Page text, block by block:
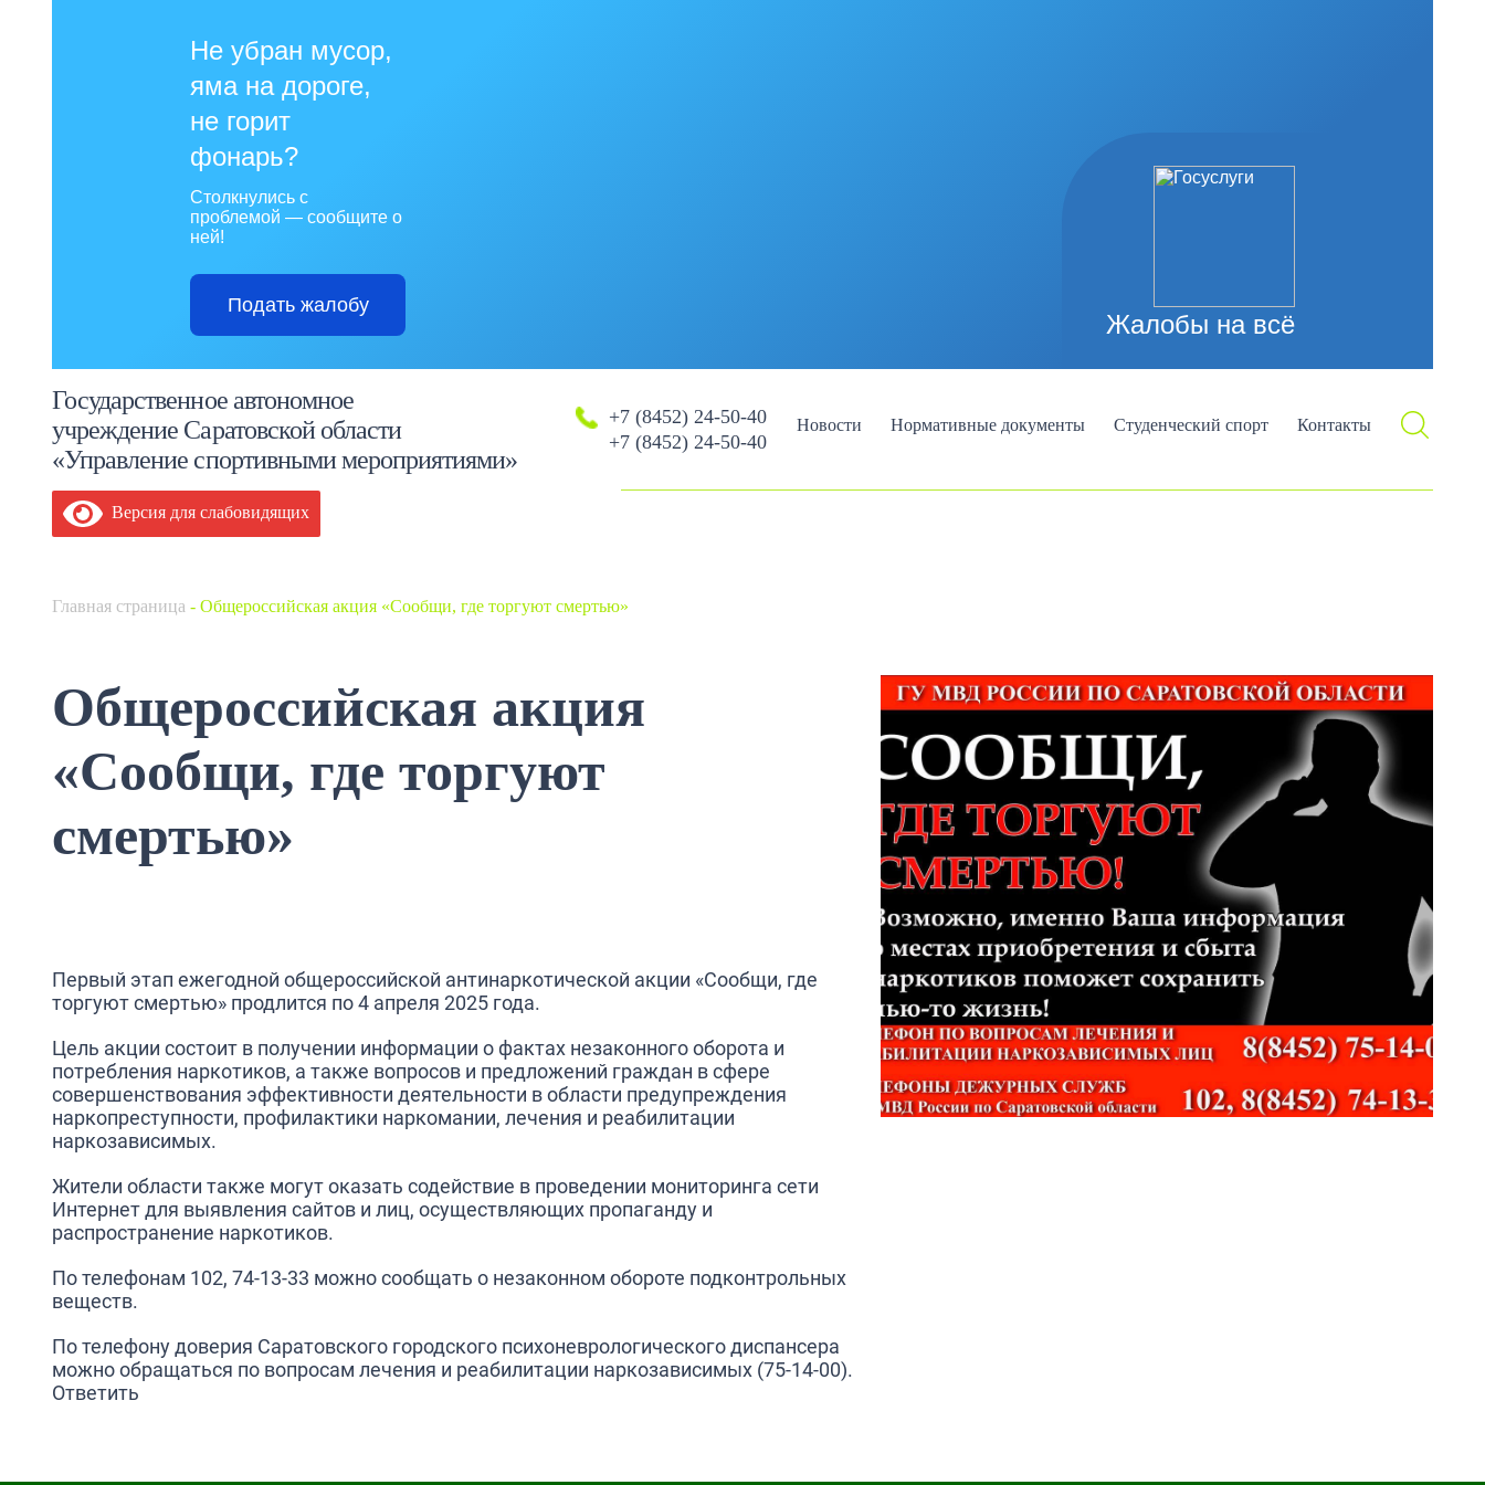
Жалобы на всё
Не убран мусор,
яма на дороге,
не горит
фонарь?
Столкнулись с
проблемой — сообщите о
ней!
Подать жалобу
Государственное автономное
учреждение Саратовской области
«Управление спортивными мероприятиями»
+7 (8452) 24-50-40
+7 (8452) 24-50-40
Новости Нормативные документы Студенческий спорт Контакты
Версия для слабовидящих
Главная страница - Общероссийская акция «Сообщи, где торгуют смертью»
Общероссийская акция
«Сообщи, где торгуют
смертью»
Первый этап ежегодной общероссийской антинаркотической акции «Сообщи, где
торгуют смертью» продлится по 4 апреля 2025 года.
Цель акции состоит в получении информации о фактах незаконного оборота и
потребления наркотиков, а также вопросов и предложений граждан в сфере
совершенствования эффективности деятельности в области предупреждения
наркопреступности, профилактики наркомании, лечения и реабилитации
наркозависимых.
Жители области также могут оказать содействие в проведении мониторинга сети
Интернет для выявления сайтов и лиц, осуществляющих пропаганду и
распространение наркотиков.
По телефонам 102, 74-13-33 можно сообщать о незаконном обороте подконтрольных
веществ.
По телефону доверия Саратовского городского психоневрологического диспансера
можно обращаться по вопросам лечения и реабилитации наркозависимых (75-14-00).
Ответить